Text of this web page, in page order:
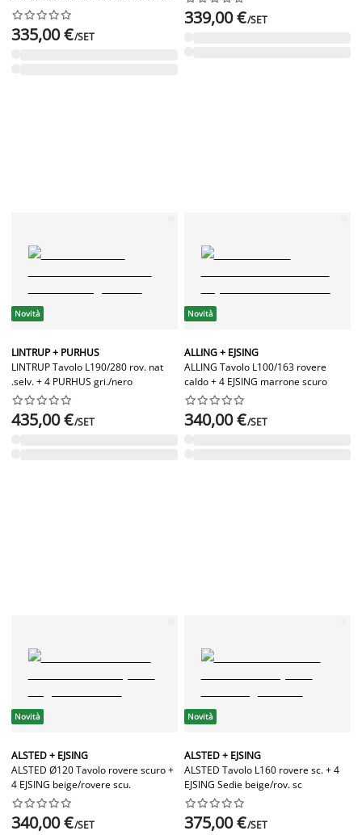






335,00 €/SET
339,00 €/SET
Novità
LINTRUP + PURHUS
LINTRUP Tavolo L190/280 rov. nat
.selv. + 4 PURHUS gri./nero






435,00 €/SET
Novità
ALLING + EJSING
ALLING Tavolo L100/163 rovere
caldo + 4 EJSING marrone scuro






340,00 €/SET
Novità
ALSTED + EJSING
ALSTED Ø120 Tavolo rovere scuro +
4 EJSING beige/rovere scu.






340,00 €/SET
Novità
ALSTED + EJSING
ALSTED Tavolo L160 rovere sc. + 4
EJSING Sedie beige/rov. sc






375,00 €/SET